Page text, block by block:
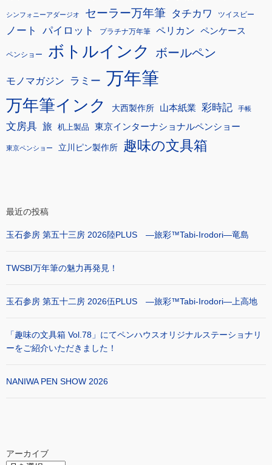
シンフォニーアダージオ セーラー万年筆 タチカワ ツイスビー
ノート パイロット プラチナ万年筆 ペリカン ペンケース
ペンショー ボトルインク ボールペン
モノマガジン ラミー 万年筆
万年筆インク 大西製作所 山本紙業 彩時記 手帳
文房具 旅 机上製品 東京インターナショナルペンショー
東京ペンショー 立川ピン製作所 趣味の文具箱
最近の投稿
玉石参房 第五十三房 2026陸PLUS ―旅彩™Tabi-Irodori―竜島
TWSBI万年筆の魅力再発見！
玉石参房 第五十二房 2026伍PLUS ―旅彩™Tabi-Irodori―上高地
「趣味の文具箱 Vol.78」にてペンハウスオリジナルステーショナリ
ーをご紹介いただきました！
NANIWA PEN SHOW 2026
アーカイブ